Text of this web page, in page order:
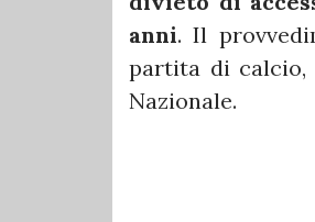
anni. Il
partita di calcio,
Nazionale.